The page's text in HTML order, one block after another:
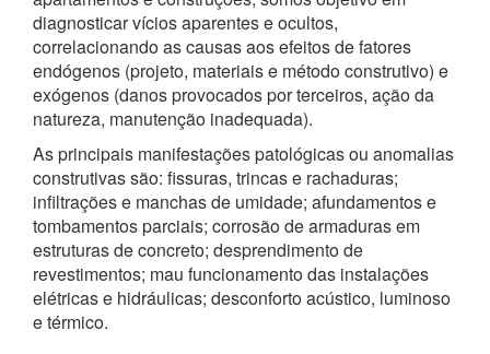
diagnosticar vícios aparentes e ocultos,
correlacionando as causas aos efeitos de fatores
endógenos (projeto, materiais e método construtivo) e
exógenos (danos provocados por terceiros, ação da
natureza, manutenção inadequada).
As principais manifestações patológicas ou anomalias
construtivas são: fissuras, trincas e rachaduras;
infiltrações e manchas de umidade; afundamentos e
tombamentos parciais; corrosão de armaduras em
estruturas de concreto; desprendimento de
revestimentos; mau funcionamento das instalações
elétricas e hidráulicas; desconforto acústico, luminoso
e térmico.